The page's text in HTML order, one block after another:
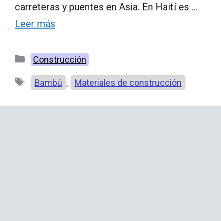
carreteras y puentes en Asia. En Haití es …
Leer más
Categorías
Construcción
Etiquetas
Bambú , Materiales de construcción